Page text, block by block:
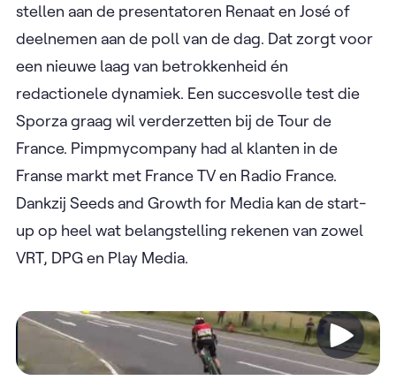
stellen aan de presentatoren Renaat en José of
deelnemen aan de poll van de dag. Dat zorgt voor
een nieuwe laag van betrokkenheid én
redactionele dynamiek. Een succesvolle test die
Sporza graag wil verderzetten bij de Tour de
France. Pimpmycompany had al klanten in de
Franse markt met France TV en Radio France.
Dankzij Seeds and Growth for Media kan de start-
up op heel wat belangstelling rekenen van zowel
VRT, DPG en Play Media.
Video